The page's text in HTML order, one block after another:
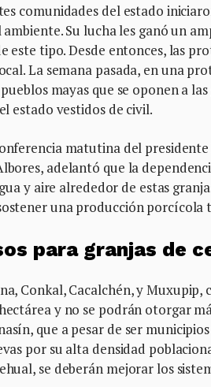
comunidades del estado
Su lucha les ganó un
este tipo. Desde entonces, las
La semana pasada, en una
mayas que se oponen a
estado vestidos de civil.
matutina del
adelantó que la
y aire alrededor de estas
una producción porcícola
para granjas de
Conkal, Cacalchén, y
y no se podrán otorgar
que a pesar de ser
por su alta densidad
se deberán mejorar los